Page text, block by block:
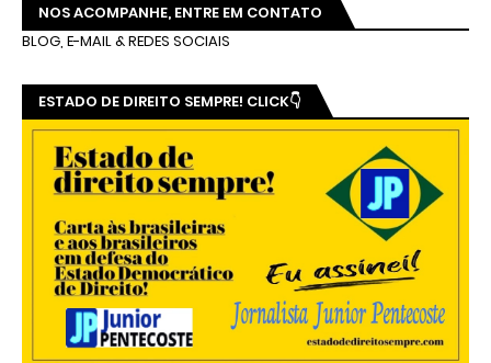
NOS ACOMPANHE, ENTRE EM CONTATO
BLOG, E-MAIL & REDES SOCIAIS
ESTADO DE DIREITO SEMPRE! CLICK👇